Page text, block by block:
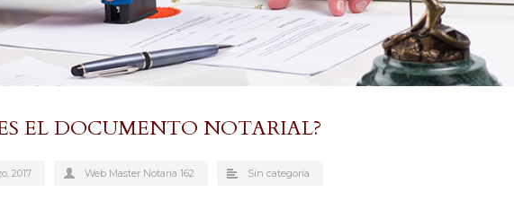
EL DOCUMENTO NOTARIAL?
2017 Web Master Notaria 162 Sin categoría